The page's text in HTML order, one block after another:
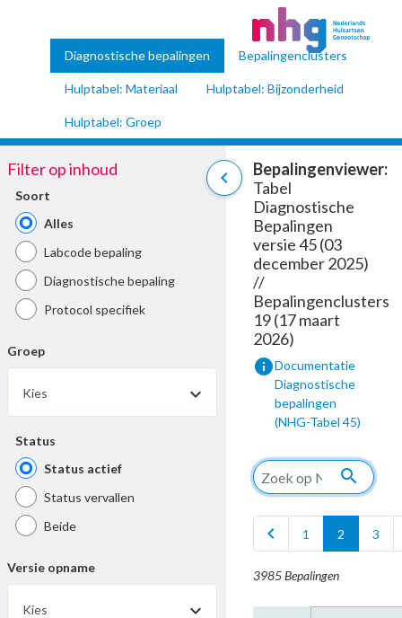
Diagnostische bepalingen Bepalingenclusters
Hulptabel: Materiaal Hulptabel: Bijzonderheid
Hulptabel: Groep
chevron_left
Filter op inhoud
Soort
Alles
Labcode bepaling
Diagnostische bepaling
Protocol specifiek
Groep
Kies
Status
Status actief
Status vervallen
Beide
Versie opname
Kies
Bepalingenviewer:
Tabel
Diagnostische
Bepalingen
versie 45 (03
december 2025)
//
Bepalingenclusters
19 (17 maart
2026)
infoDocumentatie
Diagnostische
bepalingen
(NHG-Tabel 45)
search
chevron_left 1 2 3
3985 Bepalingen